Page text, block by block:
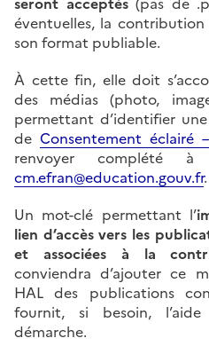
seront acceptés(pas de
éventuelles, la
son format publiable.
À cette fin, elle doit
des médias (photo,
permettant d’identifier
de Consentement éclairé
renvoyer complété à
cm.efran@education.gouv.fr.
Un mot-clé permettant l’
lien d’accès vers les
et associées à la
conviendra d’ajouter ce
HAL des publications
fournit, si besoin,
démarche.